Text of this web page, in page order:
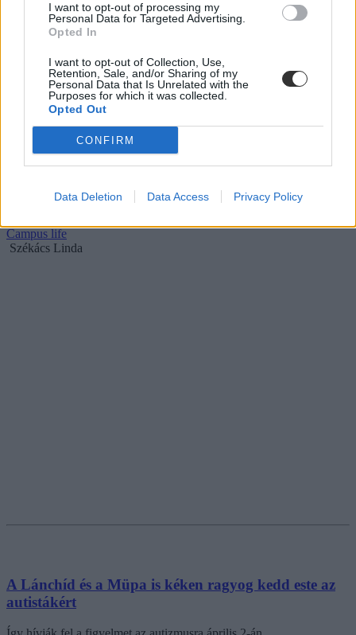
I want to opt-out of processing my
Personal Data for Targeted Advertising.
Opted In
I want to opt-out of Collection, Use,
Retention, Sale, and/or Sharing of my
Personal Data that Is Unrelated with the
Purposes for which it was collected.
Opted Out
CONFIRM
Data Deletion Data Access Privacy Policy
"Ha az embernek ezt dobja a gép, akkor az
meghatározza hátralévő életének minden egyes
pillanatát"
Világszerte egyre több az autizmussal diagnosztizáltak száma,
a két autista gyereket nevelő Nagy Dávid politikus felesége osztotta
Campus life
Székács Linda
A Lánchíd és a Müpa is kéken ragyog kedd este az
autistákért